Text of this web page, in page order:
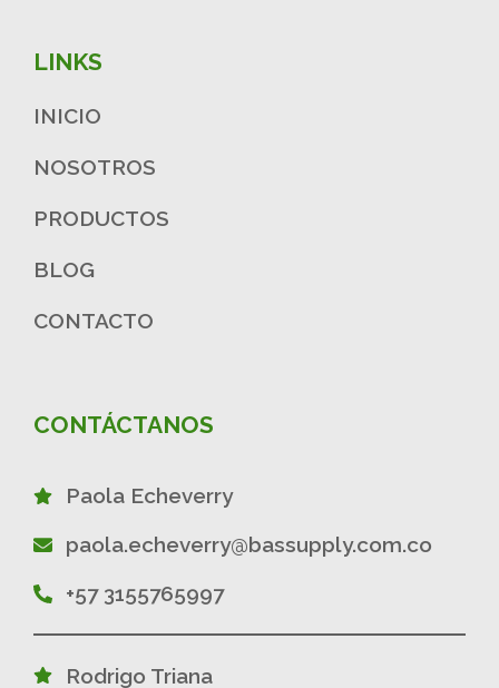
LINKS
INICIO
NOSOTROS
PRODUCTOS
BLOG
CONTACTO
CONTÁCTANOS
Paola Echeverry
paola.echeverry@bassupply.com.co
+57 3155765997
Rodrigo Triana